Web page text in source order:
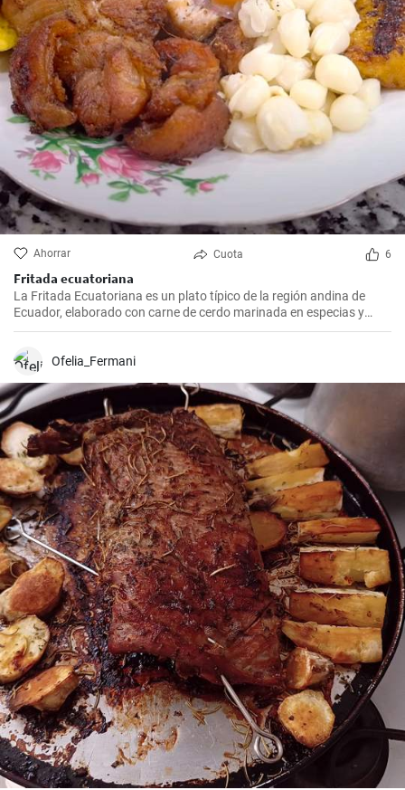
Ahorrar Cuota 6
Fritada ecuatoriana
La Fritada Ecuatoriana es un plato típico de la región andina de
Ecuador, elaborado con carne de cerdo marinada en especias y
cocinada a fuego lento en una olla con agua hasta que quede suave
Ofelia_Fermani